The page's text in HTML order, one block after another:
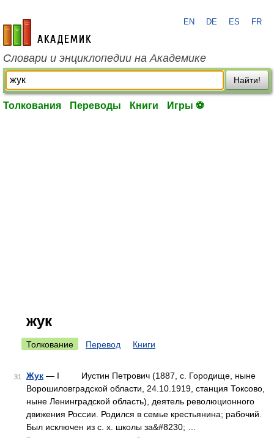
academic.ru
EN DE ES FR
Словари и энциклопедии на Академике
Найти!
Толкования Переводы Книги Игры ⚽
жук
Толкование Перевод Книги
31 Жук — I Иустин Петрович (1887, с. Городище, ныне
Ворошиловградской области, 24.10.1919, станция Токсово,
ныне Ленинградской область), деятель революционного
движения России. Родился в семье крестьянина; рабочий.
Был исключен из с. х. школы за&#8230; …